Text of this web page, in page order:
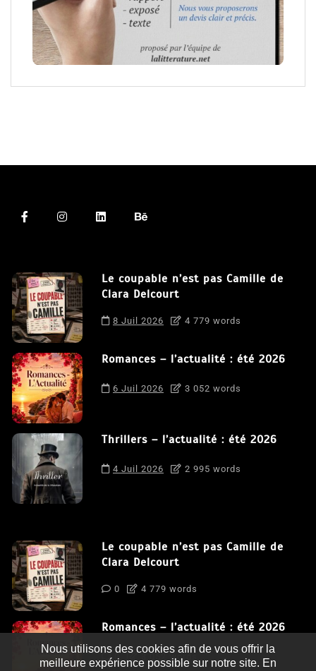
Le coupable n’est pas Camille de
Clara Delcourt
8 Juil 2026 4 779 words
Romances – l’actualité : été 2026
6 Juil 2026 3 052 words
Thrillers – l’actualité : été 2026
4 Juil 2026 2 995 words
Le coupable n’est pas Camille de
Clara Delcourt
0 4 779 words
Romances – l’actualité : été 2026
0 3 052 words
Nous utilisons des cookies afin de vous offrir la
meilleure expérience possible sur notre site. En